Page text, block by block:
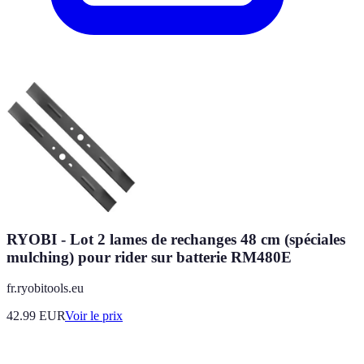
RYOBI - Lot 2 lames de rechanges 48 cm (spéciales
mulching) pour rider sur batterie RM480E
fr.ryobitools.eu
42.99 EURVoir le prix